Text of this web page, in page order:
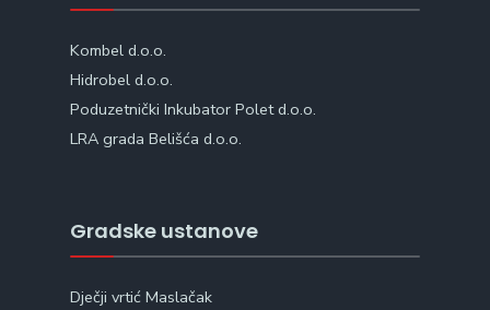
Kombel d.o.o.
Hidrobel d.o.o.
Poduzetnički Inkubator Polet d.o.o.
LRA grada Belišća d.o.o.
Gradske ustanove
Dječji vrtić Maslačak